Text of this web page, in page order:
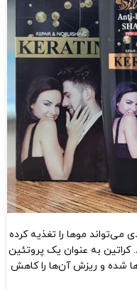
موها را تغذیه کرده
به عنوان یک پروتئین
شده و ریزش آن‌ها را کاهش